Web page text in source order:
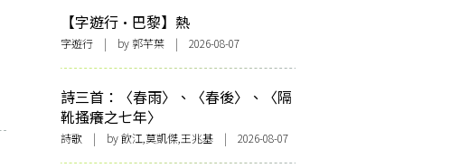
【字遊行·巴黎】熱
字遊行 | by 郭芊葉 | 2026-08-07
詩三首：〈春雨〉、〈春後〉、〈隔
靴搔癢之七年〉
詩歌 | by 飲江,莫凱傑,王兆基 | 2026-08-07